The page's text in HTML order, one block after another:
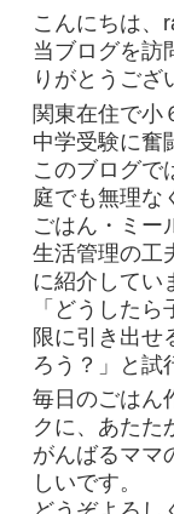
こんにちは、
当ブログを訪
りがとうござ
関東在住で小
中学受験に奮
このブログで
庭でも無理な
ごはん・ミー
生活管理の工
に紹介してい
「どうした
限に引き出せ
ろう？」と試
毎日のごはん
クに、あたた
がんばるママ
しいです。